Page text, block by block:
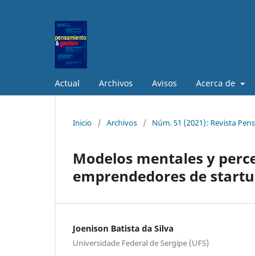
Actual Archivos Avisos Acerca de
Inicio / Archivos / Núm. 51 (2021): Revista
Modelos mentales y
emprendedores de
Joenison Batista da Silva
Universidade Federal de Sergipe (UFS)